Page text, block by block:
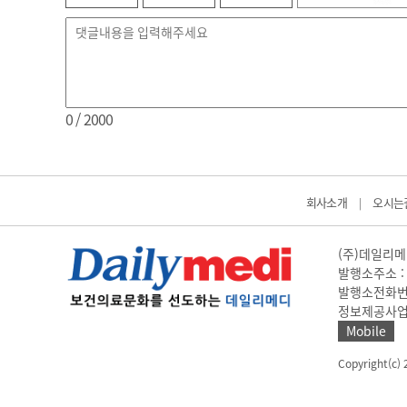
0/ 2000
회사소개 | 오시는
(주)데일리
발행소주소
발행소전화
정보제공
Mobile
Copyright(c)